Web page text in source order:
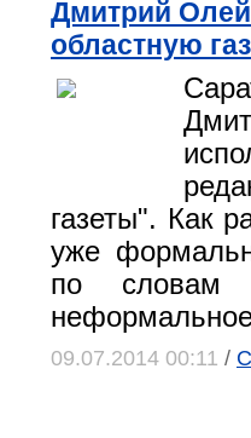
Дмитрий
областную
газеты". Как
уже
по словам
09.07.2014 00:11 /